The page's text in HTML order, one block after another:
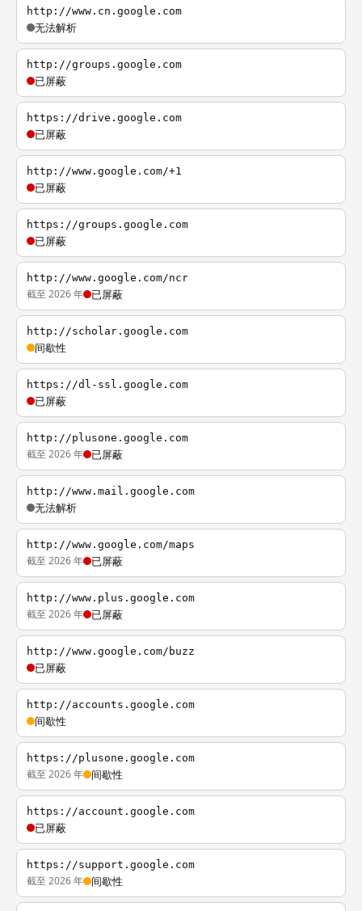
http://www.cn.google.com
无法解析
http://groups.google.com
已屏蔽
https://drive.google.com
已屏蔽
http://www.google.com/+1
已屏蔽
https://groups.google.com
已屏蔽
http://www.google.com/ncr
截至 2026 年 已屏蔽
http://scholar.google.com
间歇性
https://dl-ssl.google.com
已屏蔽
http://plusone.google.com
截至 2026 年 已屏蔽
http://www.mail.google.com
无法解析
http://www.google.com/maps
截至 2026 年 已屏蔽
http://www.plus.google.com
截至 2026 年 已屏蔽
http://www.google.com/buzz
已屏蔽
http://accounts.google.com
间歇性
https://plusone.google.com
截至 2026 年 间歇性
https://account.google.com
已屏蔽
https://support.google.com
截至 2026 年 间歇性